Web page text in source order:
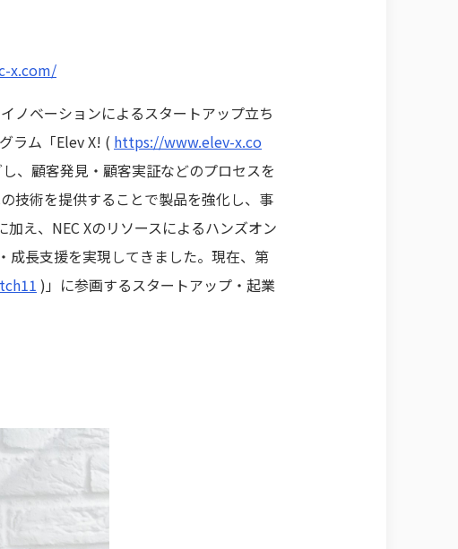
x.com/
ノベーションによるスタートアップ立ち
ラム「Elev X! ( https://www.elev-x.co
、顧客発見・顧客実証などのプロセスを
技術を提供することで製品を強化し、事
え、NEC Xのリソースによるハンズオン
成長支援を実現してきました。現在、第
)」に参画するスタートアップ・起業